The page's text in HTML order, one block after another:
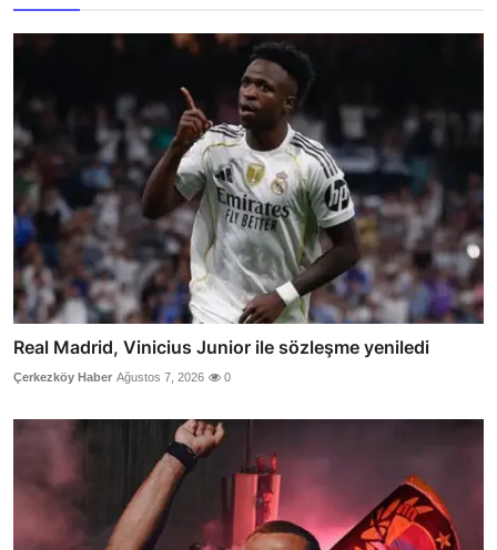
Real Madrid, Vinicius Junior ile sözleşme yeniledi
Çerkezköy Haber Ağustos 7, 2026 0